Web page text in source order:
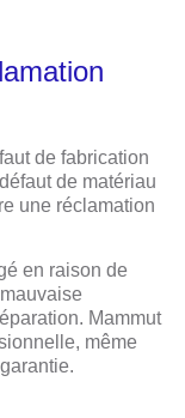
de fabrication
de matériau
une réclamation
en raison de
Mammut
même